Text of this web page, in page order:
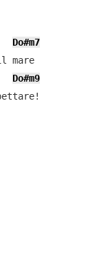
Do#m7
mare
Do#m9